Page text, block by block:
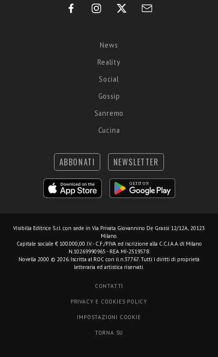
News
Reality
Social
Gossip
Sanremo
Cucina
ABBONATI NEWSLETTER
Visibilia Editrice S.r.l. con sede in Via Privata Giovannino De Grassi 12/12A, 20123
Milano.
Capitale sociale € 100.000,00 I.V. - C.F./P.IVA ed iscrizione alla C.C.I.A.A. di Milano
N.10269990965 - REA MI-2519578.
Novella 2000 © 2026. Iscritta al ROC con il n.37767. Tutti i diritti di proprietà
letteraria ed artistica riservati.
CONTATTI
PRIVACY E COOKIES POLICY
IMPOSTAZIONI COOKIE
TORNA SU